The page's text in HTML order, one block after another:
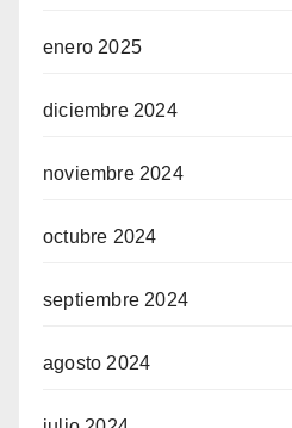
enero 2025
diciembre 2024
noviembre 2024
octubre 2024
septiembre 2024
agosto 2024